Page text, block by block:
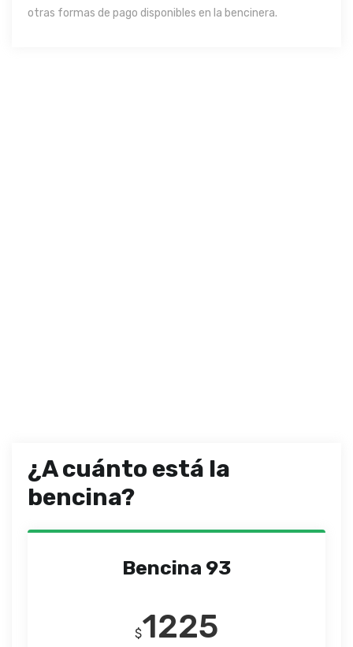
otras formas de pago disponibles en la bencinera.
¿A cuánto está la
bencina?
Bencina 93
$1225